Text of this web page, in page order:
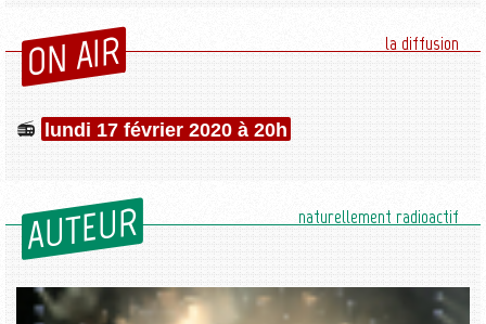
ON AIR la diffusion
lundi 17 février 2020 à 20h
AUTEUR naturellement radioactif